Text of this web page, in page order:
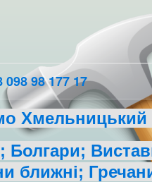
098 98 177 17
Хмельницький
ближні;